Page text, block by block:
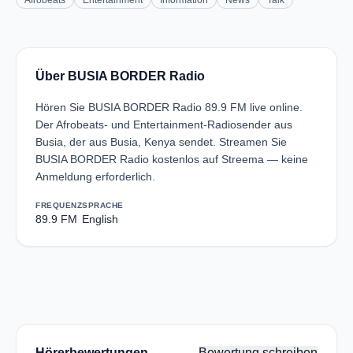
Über BUSIA BORDER Radio
Hören Sie BUSIA BORDER Radio 89.9 FM live online.
Der Afrobeats- und Entertainment-Radiosender aus
Busia, der aus Busia, Kenya sendet. Streamen Sie
BUSIA BORDER Radio kostenlos auf Streema — keine
Anmeldung erforderlich.
FREQUENZ
89.9 FM
SPRACHE
English